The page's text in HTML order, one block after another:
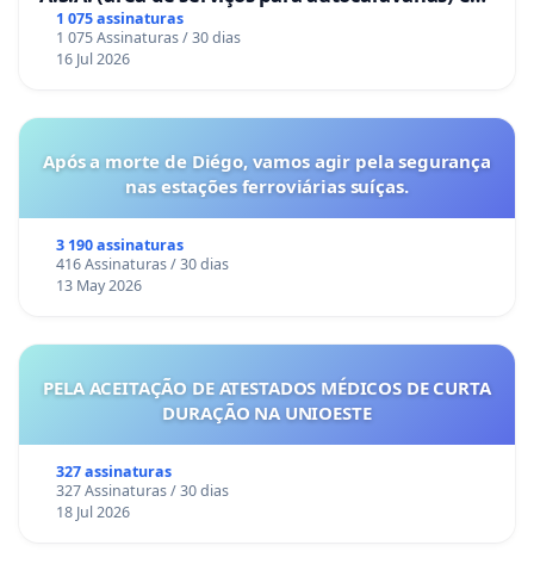
Coimbra
1 075 assinaturas
1 075 Assinaturas / 30 dias
16 Jul 2026
Após a morte de Diégo, vamos agir pela segurança
nas estações ferroviárias suíças.
3 190 assinaturas
416 Assinaturas / 30 dias
13 May 2026
PELA ACEITAÇÃO DE ATESTADOS MÉDICOS DE CURTA
DURAÇÃO NA UNIOESTE
327 assinaturas
327 Assinaturas / 30 dias
18 Jul 2026